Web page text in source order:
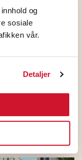
og
sosiale
vår.
Detaljer
JA